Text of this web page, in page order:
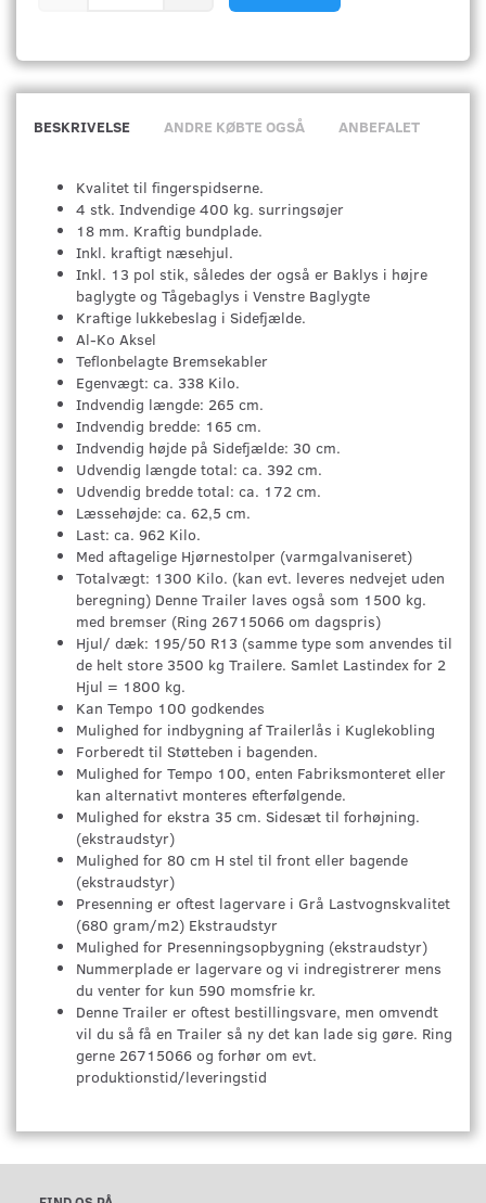
BESKRIVELSE ANDRE KØBTE OGSÅ ANBEFALET
Kvalitet til fingerspidserne.
4 stk. Indvendige 400 kg. surringsøjer
18 mm. Kraftig bundplade.
Inkl. kraftigt næsehjul.
Inkl. 13 pol stik, således der også er Baklys i højre
baglygte og Tågebaglys i Venstre Baglygte
Kraftige lukkebeslag i Sidefjælde.
Al-Ko Aksel
Teflonbelagte Bremsekabler
Egenvægt: ca. 338 Kilo.
Indvendig længde: 265 cm.
Indvendig bredde: 165 cm.
Indvendig højde på Sidefjælde: 30 cm.
Udvendig længde total: ca. 392 cm.
Udvendig bredde total: ca. 172 cm.
Læssehøjde: ca. 62,5 cm.
Last: ca. 962 Kilo.
Med aftagelige Hjørnestolper (varmgalvaniseret)
Totalvægt: 1300 Kilo. (kan evt. leveres nedvejet uden
beregning) Denne Trailer laves også som 1500 kg.
med bremser (Ring 26715066 om dagspris)
Hjul/ dæk: 195/50 R13 (samme type som anvendes til
de helt store 3500 kg Trailere. Samlet Lastindex for 2
Hjul = 1800 kg.
Kan Tempo 100 godkendes
Mulighed for indbygning af Trailerlås i Kuglekobling
Forberedt til Støtteben i bagenden.
Mulighed for Tempo 100, enten Fabriksmonteret eller
kan alternativt monteres efterfølgende.
Mulighed for ekstra 35 cm. Sidesæt til forhøjning.
(ekstraudstyr)
Mulighed for 80 cm H stel til front eller bagende
(ekstraudstyr)
Presenning er oftest lagervare i Grå Lastvognskvalitet
(680 gram/m2) Ekstraudstyr
Mulighed for Presenningsopbygning (ekstraudstyr)
Nummerplade er lagervare og vi indregistrerer mens
du venter for kun 590 momsfrie kr.
Denne Trailer er oftest bestillingsvare, men omvendt
vil du så få en Trailer så ny det kan lade sig gøre. Ring
gerne 26715066 og forhør om evt.
produktionstid/leveringstid